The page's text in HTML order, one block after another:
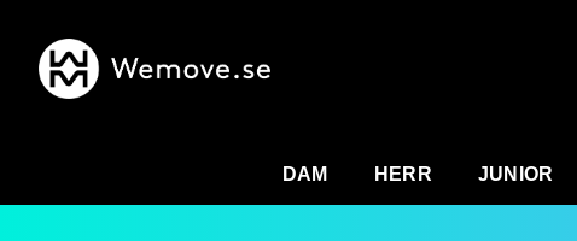
DAM HERR JUNIOR